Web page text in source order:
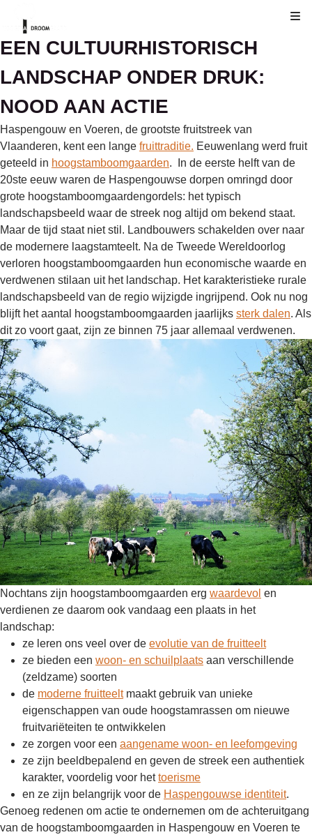
EEN CULTUURHISTORISCH
LANDSCHAP ONDER DRUK:
NOOD AAN ACTIE
Haspengouw en Voeren, de grootste fruitstreek van
Vlaanderen, kent een lange fruittraditie. Eeuwenlang werd fruit
geteeld in hoogstamboomgaarden. In de eerste helft van de
20ste eeuw waren de Haspengouwse dorpen omringd door
grote hoogstamboomgaardengordels: het typisch
landschapsbeeld waar de streek nog altijd om bekend staat.
Maar de tijd staat niet stil. Landbouwers schakelden over naar
de modernere laagstamteelt. Na de Tweede Wereldoorlog
verloren hoogstamboomgaarden hun economische waarde en
verdwenen stilaan uit het landschap. Het karakteristieke rurale
landschapsbeeld van de regio wijzigde ingrijpend. Ook nu nog
blijft het aantal hoogstamboomgaarden jaarlijks sterk dalen. Als
dit zo voort gaat, zijn ze binnen 75 jaar allemaal verdwenen.
Nochtans zijn hoogstamboomgaarden erg waardevol en
verdienen ze daarom ook vandaag een plaats in het
landschap:
ze leren ons veel over de evolutie van de fruitteelt
ze bieden een woon- en schuilplaats aan verschillende
(zeldzame) soorten
de moderne fruitteeltmaakt gebruik van unieke
eigenschappen van oude hoogstamrassen om nieuwe
fruitvariëteiten te ontwikkelen
ze zorgen voor een aangename woon- en leefomgeving
ze zijn beeldbepalend en geven de streek een authentiek
karakter, voordelig voor hettoerisme
en ze zijn belangrijk voor de Haspengouwse identiteit.
Genoeg redenen om actie te ondernemen om de achteruitgang
van de hoogstamboomgaarden in Haspengouw en Voeren te